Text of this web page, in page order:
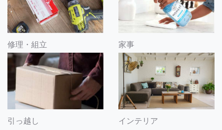
修理・組立 家事
引っ越し インテリア